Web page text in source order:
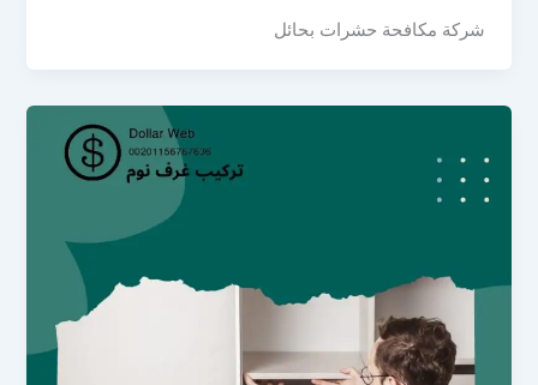
شركة مكافحة حشرات بحائل